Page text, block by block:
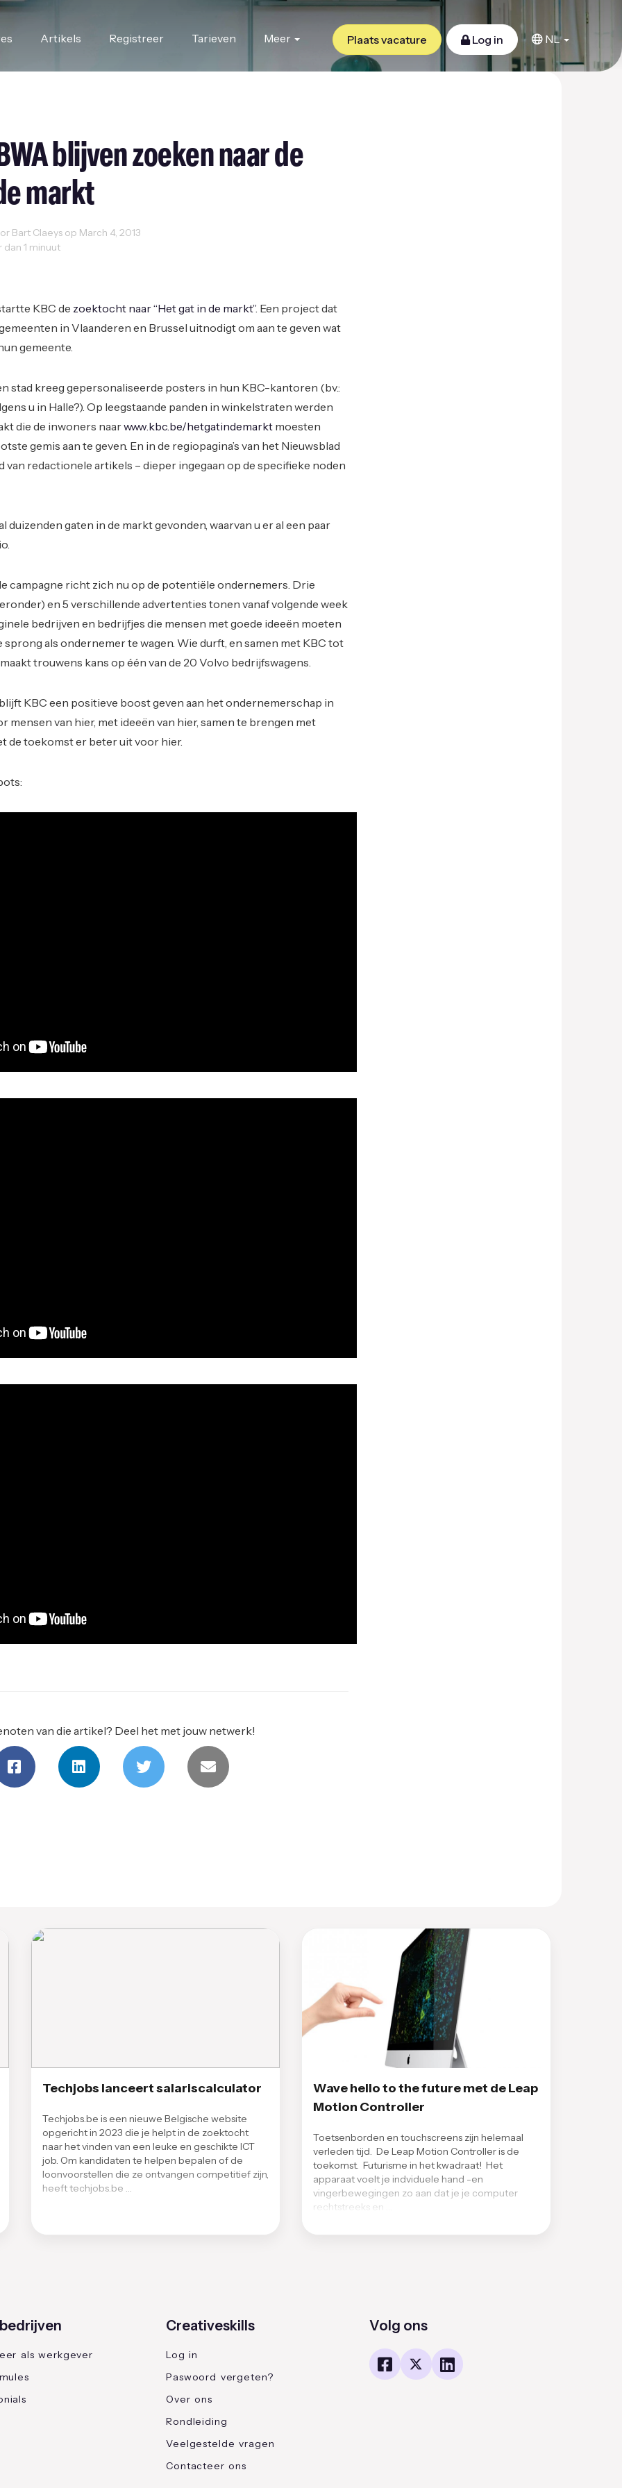
Artikels Registreer Tarieven Meer Plaats vacature Log in NL
blijven zoeken naar de
markt
Bart Claeys op March 4, 2013
1 minuut
KBC de zoektocht naar “Het gat in de markt”. Een project dat
in Vlaanderen en Brussel uitnodigt om aan te geven wat
gemeente.
stad kreeg gepersonaliseerde posters in hun KBC-kantoren (bv.:
u in Halle?). Op leegstaande panden in winkelstraten werden
die de inwoners naarwww.kbc.be/hetgatindemarkt moesten
gemis aan te geven. En in de regiopagina’s van het Nieuwsblad
van redactionele artikels – dieper ingegaan op de specifieke noden
duizenden gaten in de markt gevonden, waarvan u er al een paar
campagne richt zich nu op de potentiële ondernemers. Drie
en 5 verschillende advertenties tonen vanaf volgende week
bedrijven en bedrijfjes die mensen met goede ideeën moeten
als ondernemer te wagen. Wie durft, en samen met KBC tot
trouwens kans op één van de 20 Volvo bedrijfswagens.
KBC een positieve boost geven aan het ondernemerschap in
mensen van hier, met ideeën van hier, samen te brengen met
de toekomst er beter uit voor hier.
van die artikel? Deel het met jouw netwerk!
Techjobs lanceert salariscalculator
Techjobs.be is een nieuwe Belgische website
opgericht in 2023 die je helpt in de zoektocht
naar het vinden van een leuke en geschikte ICT
job. Om kandidaten te helpen bepalen of de
loonvoorstellen die ze ontvangen competitief zijn,
heeft techjobs.be …
Wave hello to the future met de Leap
Motion Controller
Toetsenborden en touchscreens zijn helemaal
verleden tijd. De Leap Motion Controller is de
toekomst. Futurisme in het kwadraat! Het
apparaat voelt je indviduele hand -en
vingerbewegingen zo aan dat je je computer
rechtstreeks en …
als werkgever
Creativeskills
Log in
Paswoord vergeten?
Over ons
Rondleiding
Veelgestelde vragen
Contacteer ons
Volg ons